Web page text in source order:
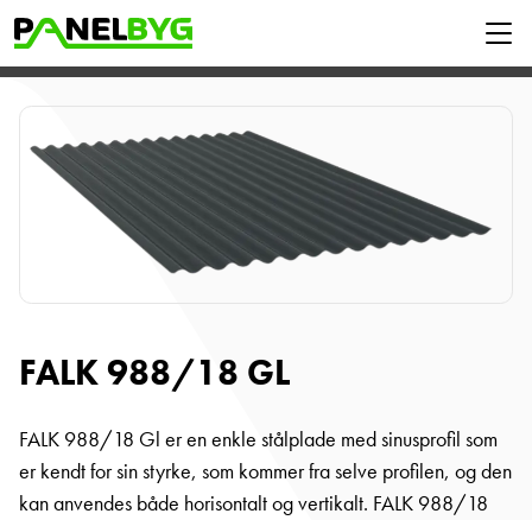
FALK 988/18 GL
FALK 988/18 Gl er en enkle stålplade med sinusprofil som
er kendt for sin styrke, som kommer fra selve profilen, og den
kan anvendes både horisontalt og vertikalt. FALK 988/18